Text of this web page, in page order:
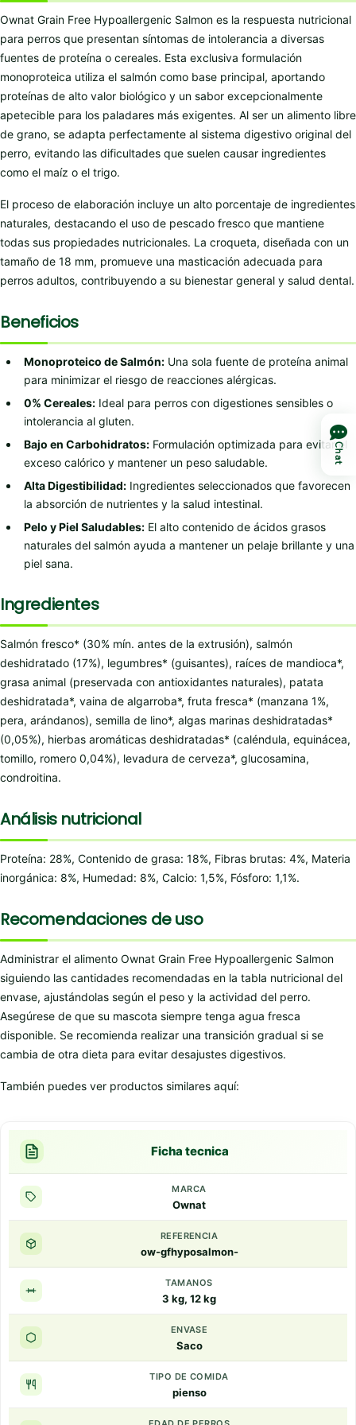
Ownat Grain Free Hypoallergenic Salmon es la respuesta nutricional
para perros que presentan síntomas de intolerancia a diversas
fuentes de proteína o cereales. Esta exclusiva formulación
monoproteica utiliza el salmón como base principal, aportando
proteínas de alto valor biológico y un sabor excepcionalmente
apetecible para los paladares más exigentes. Al ser un alimento libre
de grano, se adapta perfectamente al sistema digestivo original del
perro, evitando las dificultades que suelen causar ingredientes
como el maíz o el trigo.
El proceso de elaboración incluye un alto porcentaje de ingredientes
naturales, destacando el uso de pescado fresco que mantiene
todas sus propiedades nutricionales. La croqueta, diseñada con un
tamaño de 18 mm, promueve una masticación adecuada para
perros adultos, contribuyendo a su bienestar general y salud dental.
Beneficios
Monoproteico de Salmón: Una sola fuente de proteína animal
para minimizar el riesgo de reacciones alérgicas.
0% Cereales: Ideal para perros con digestiones sensibles o
intolerancia al gluten.
Bajo en Carbohidratos: Formulación optimizada para evitar el
exceso calórico y mantener un peso saludable.
Alta Digestibilidad: Ingredientes seleccionados que favorecen
la absorción de nutrientes y la salud intestinal.
Pelo y Piel Saludables: El alto contenido de ácidos grasos
naturales del salmón ayuda a mantener un pelaje brillante y una
piel sana.
Ingredientes
Salmón fresco* (30% mín. antes de la extrusión), salmón
deshidratado (17%), legumbres* (guisantes), raíces de mandioca*,
grasa animal (preservada con antioxidantes naturales), patata
deshidratada*, vaina de algarroba*, fruta fresca* (manzana 1%,
pera, arándanos), semilla de lino*, algas marinas deshidratadas*
(0,05%), hierbas aromáticas deshidratadas* (caléndula, equinácea,
tomillo, romero 0,04%), levadura de cerveza*, glucosamina,
condroitina.
Análisis nutricional
Proteína: 28%, Contenido de grasa: 18%, Fibras brutas: 4%, Materia
inorgánica: 8%, Humedad: 8%, Calcio: 1,5%, Fósforo: 1,1%.
Recomendaciones de uso
Administrar el alimento Ownat Grain Free Hypoallergenic Salmon
siguiendo las cantidades recomendadas en la tabla nutricional del
envase, ajustándolas según el peso y la actividad del perro.
Asegúrese de que su mascota siempre tenga agua fresca
disponible. Se recomienda realizar una transición gradual si se
cambia de otra dieta para evitar desajustes digestivos.
También puedes ver productos similares aquí:
Ficha tecnica
MARCA
Ownat
REFERENCIA
ow-gfhyposalmon-
TAMANOS
3 kg, 12 kg
ENVASE
Saco
TIPO DE COMIDA
pienso
Chat